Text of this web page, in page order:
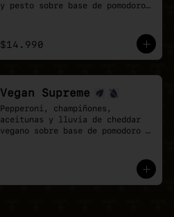
y pesto sobre base de pomodoro
$14.990
Vegan Supreme
Pepperoni, champiñones,
aceitunas y lluvia de cheddar
vegano sobre base de pomodoro y